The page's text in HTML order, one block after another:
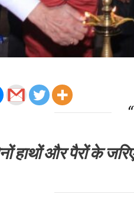
हाथों और पैरों के